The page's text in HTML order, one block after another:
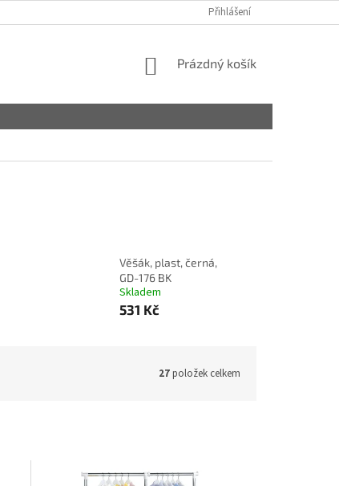
Přihlášení
NÁKUPNÍ
Prázdný košík
Věšák, plast, černá,
GD-176 BK
Skladem
531 Kč
27položek celkem